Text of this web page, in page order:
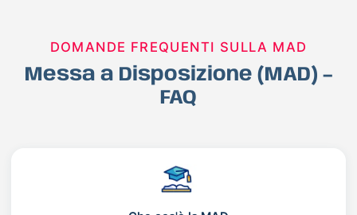
DOMANDE FREQUENTI SULLA MAD
Messa a Disposizione (MAD) –
FAQ